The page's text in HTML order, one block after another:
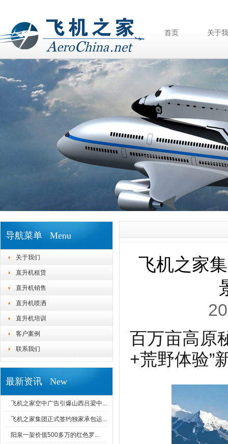
首页 关于
导航菜单 Menu
关于我们
直升机租赁
直升机销售
直升机喷洒
直升机培训
客户案例
联系我们
最新资讯 New
飞机之家空中广告引爆山西吕梁中...
飞机之家集团正式签约独家承包运...
阳泉一架价值500多万的红色罗...
飞机之家
百万亩高原
+荒野体验”